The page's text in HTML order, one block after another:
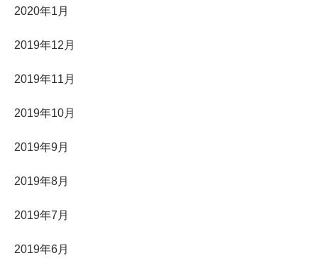
2020年1月
2019年12月
2019年11月
2019年10月
2019年9月
2019年8月
2019年7月
2019年6月